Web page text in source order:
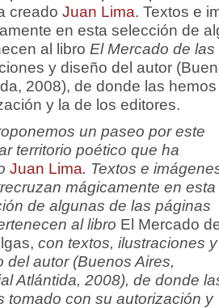
creado Juan Lima. Textos e
en esta selección de
al libro El Mercado de las
y diseño del autor
2008), de donde las
y la de los editores.
un paseo por este
territorio poético que ha
Juan Lima. Textos e
mágicamente en esta
de algunas de las páginas
al libro El Mercado
con textos, ilustraciones y
del autor (Buenos Aires,
Atlántida, 2008), de donde
tomado con su autorización y